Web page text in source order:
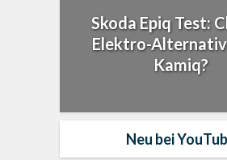
Skoda Epiq Test:
Elektro-
Kamiq?
Neu bei